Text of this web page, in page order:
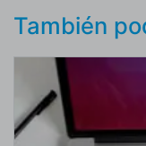
También